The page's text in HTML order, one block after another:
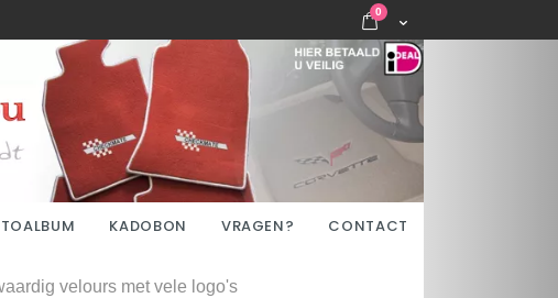
Cart
0 items
KADOBON VRAGEN? CONTACT
velours met vele logo's